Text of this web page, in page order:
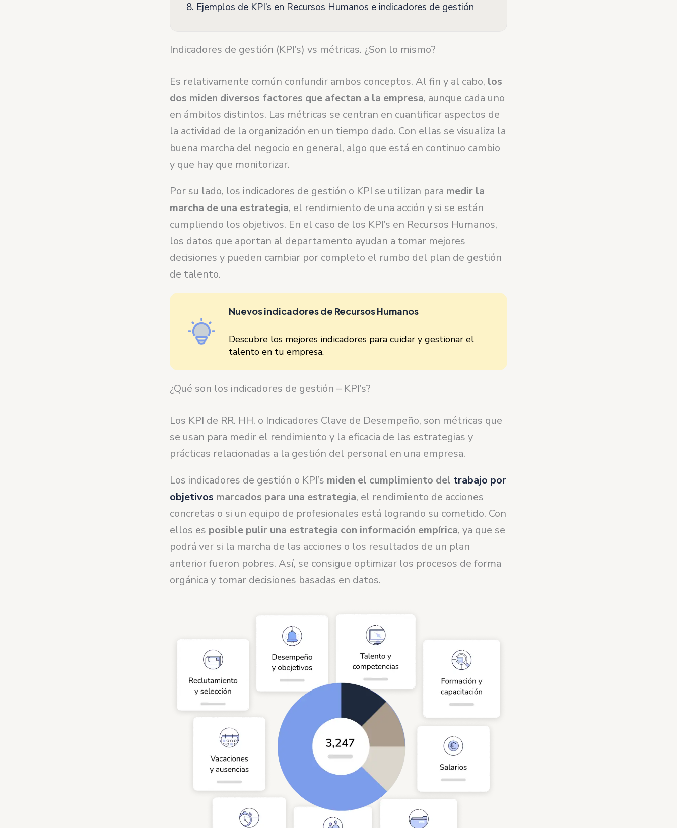
8. Ejemplos de KPI’s en Recursos Humanos e indicadores de gestión
Indicadores de gestión (KPI’s) vs métricas. ¿Son lo mismo?
Es relativamente común confundir ambos conceptos. Al fin y al cabo, los
dos miden diversos factores que afectan a la empresa, aunque cada uno
en ámbitos distintos. Las métricas se centran en cuantificar aspectos de
la actividad de la organización en un tiempo dado. Con ellas se visualiza la
buena marcha del negocio en general, algo que está en continuo cambio
y que hay que monitorizar.
Por su lado, los indicadores de gestión o KPI se utilizan para medir la
marcha de una estrategia, el rendimiento de una acción y si se están
cumpliendo los objetivos. En el caso de los KPI’s en Recursos Humanos,
los datos que aportan al departamento ayudan a tomar mejores
decisiones y pueden cambiar por completo el rumbo del plan de gestión
de talento.
Nuevos indicadores de Recursos Humanos
Descubre los mejores indicadores para cuidar y gestionar el
talento en tu empresa.
¿Qué son los indicadores de gestión – KPI’s?
Los KPI de RR. HH. o Indicadores Clave de Desempeño, son métricas que
se usan para medir el rendimiento y la eficacia de las estrategias y
prácticas relacionadas a la gestión del personal en una empresa.
Los indicadores de gestión o KPI’s miden el cumplimiento del trabajo por
objetivos marcados para una estrategia, el rendimiento de acciones
concretas o si un equipo de profesionales está logrando su cometido. Con
ellos es posible pulir una estrategia con información empírica, ya que se
podrá ver si la marcha de las acciones o los resultados de un plan
anterior fueron pobres. Así, se consigue optimizar los procesos de forma
orgánica y tomar decisiones basadas en datos.